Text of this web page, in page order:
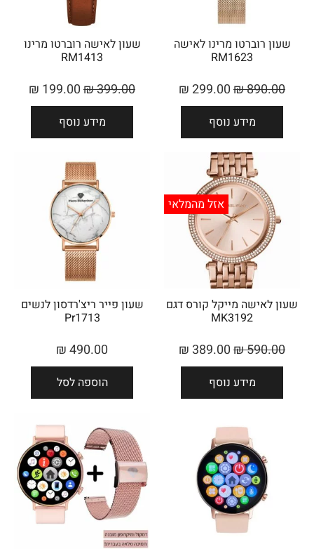
שעון רוברטו מרינו לאישה
RM1623
890.00
₪
299.00
₪
מידע נוסף
שעון לאישה רוברטו מרינו
RM1413
399.00
₪
199.00
₪
מידע נוסף
אזל מהמלאי
שעון לאישה מייקל קורס ‏דגם
MK3192
590.00
₪
389.00
₪
מידע נוסף
שעון פייר ריצ'רדסון לנשים
Pr1713
490.00
₪
הוספה לסל